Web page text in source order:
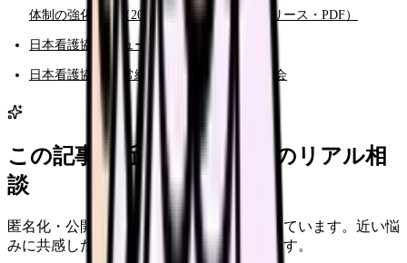
体制の強化を」（2026年6月9日ニュースリリース・PDF）
日本看護協会 ニュースリリース一覧
日本看護協会 通常総会・全国職能別交流集会
この記事に近い看護師さんのリアル相
談
匿名化・公開承認済みの本音だけを表示しています。近い悩
みに共感したり、自分の状況を投稿できます。